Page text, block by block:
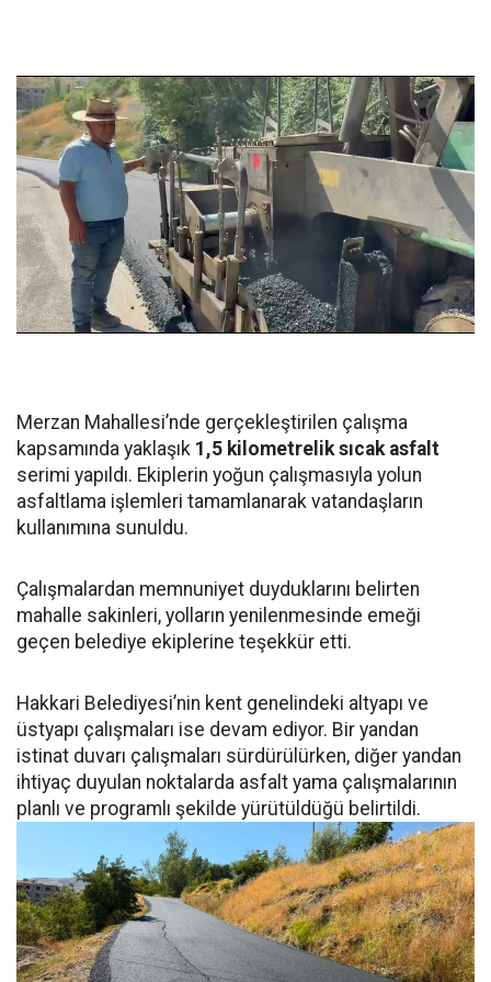
Merzan Mahallesi’nde gerçekleştirilen çalışma
kapsamında yaklaşık 1,5 kilometrelik sıcak asfalt
serimi yapıldı. Ekiplerin yoğun çalışmasıyla yolun
asfaltlama işlemleri tamamlanarak vatandaşların
kullanımına sunuldu.
Çalışmalardan memnuniyet duyduklarını belirten
mahalle sakinleri, yolların yenilenmesinde emeği
geçen belediye ekiplerine teşekkür etti.
Hakkari Belediyesi’nin kent genelindeki altyapı ve
üstyapı çalışmaları ise devam ediyor. Bir yandan
istinat duvarı çalışmaları sürdürülürken, diğer yandan
ihtiyaç duyulan noktalarda asfalt yama çalışmalarının
planlı ve programlı şekilde yürütüldüğü belirtildi.